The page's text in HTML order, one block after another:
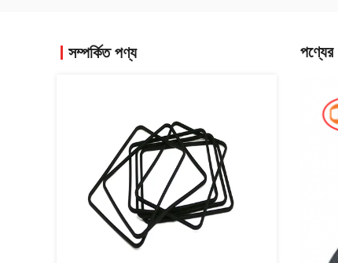
সম্পর্কিত পণ্য পণ্যের